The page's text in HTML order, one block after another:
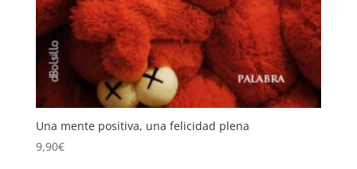
Una mente positiva, una felicidad plena
9,90€